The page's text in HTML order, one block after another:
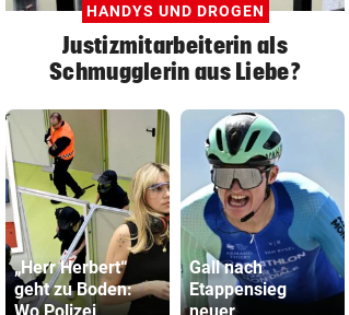
HANDYS UND DROGEN
Justizmitarbeiterin als
Schmugglerin aus Liebe?
„Herr Herbert“
geht zu Boden:
Gall nach
Etappensieg